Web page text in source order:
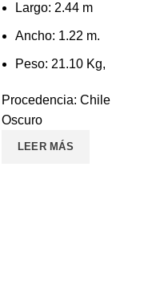
Largo: 2.44 m
Ancho: 1.22 m.
Peso: 21.10 Kg,
Procedencia:
Oscuro
LEER MÁS